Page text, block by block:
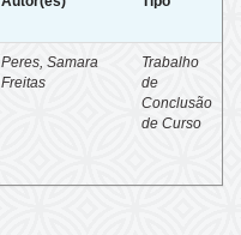
Peres, Samara
Freitas
Trabalho
de
Conclusão
de Curso